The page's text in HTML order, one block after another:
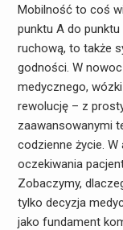
Mobilność to coś
punktu A do punktu
ruchową, to także
godności. W
medycznego,
rewolucję – z
zaawansowanymi
codzienne życie. W
oczekiwania
Zobaczymy,
tylko decyzja
jako fundament